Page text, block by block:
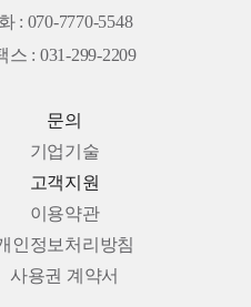
: 070-7770-5548
스 : 031-299-2209
문의
기업기술
고객지원
이용약관
인정보처리방침
사용권 계약서